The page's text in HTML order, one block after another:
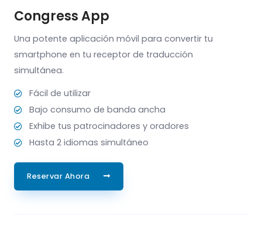
Congress App
Una potente aplicación móvil para convertir tu
smartphone en tu receptor de traducción
simultánea.
Fácil de utilizar
Bajo consumo de banda ancha
Exhibe tus patrocinadores y oradores
Hasta 2 idiomas simultáneo
Reservar Ahora